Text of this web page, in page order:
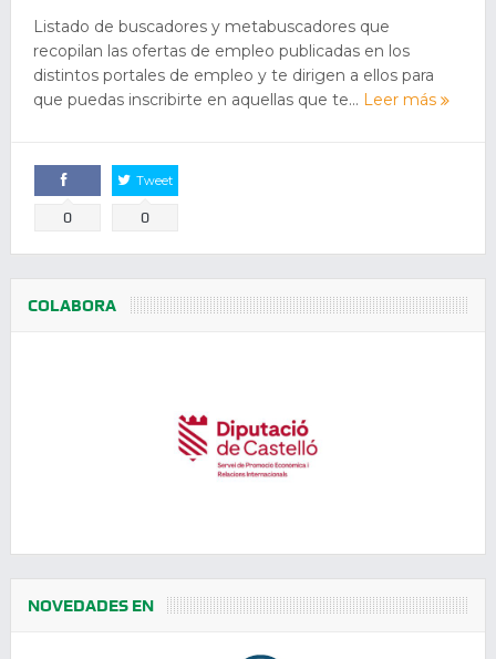
Listado de buscadores y metabuscadores que
recopilan las ofertas de empleo publicadas en los
distintos portales de empleo y te dirigen a ellos para
que puedas inscribirte en aquellas que te... Leer más
Comparte
0
Tweet
0
COLABORA
NOVEDADES EN